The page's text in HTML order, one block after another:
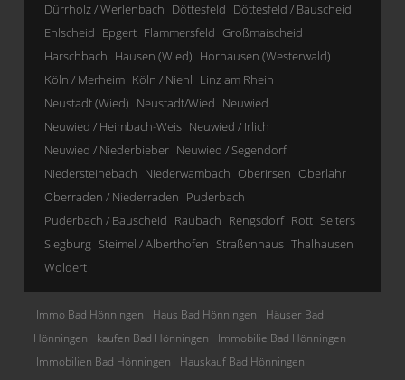
Dürrholz / Werlenbach Döttesfeld Döttesfeld / Bauscheid
Ehlscheid Epgert Flammersfeld Großmaischeid
Harschbach Hausen (Wied) Horhausen (Westerwald)
Köln / Merheim Köln / Niehl Linz am Rhein
Neustadt (Wied) Neustadt/Wied Neuwied
Neuwied / Heimbach-Weis Neuwied / Irlich
Neuwied / Niederbieber Neuwied / Segendorf
Niedersteinebach Niederwambach Oberirsen Oberlahr
Oberraden / Niederraden Puderbach
Puderbach / Bauscheid Raubach Rengsdorf Rott Selters
Siegburg Steimel / Alberthofen Straßenhaus Thalhausen
Woldert
Immo Bad Hönningen Haus Bad Hönningen
Häuser Bad
Hönningen
kaufen Bad Hönningen
Immobilie Bad Hönningen
Immobilien Bad Hönningen
Hauskauf Bad Hönningen